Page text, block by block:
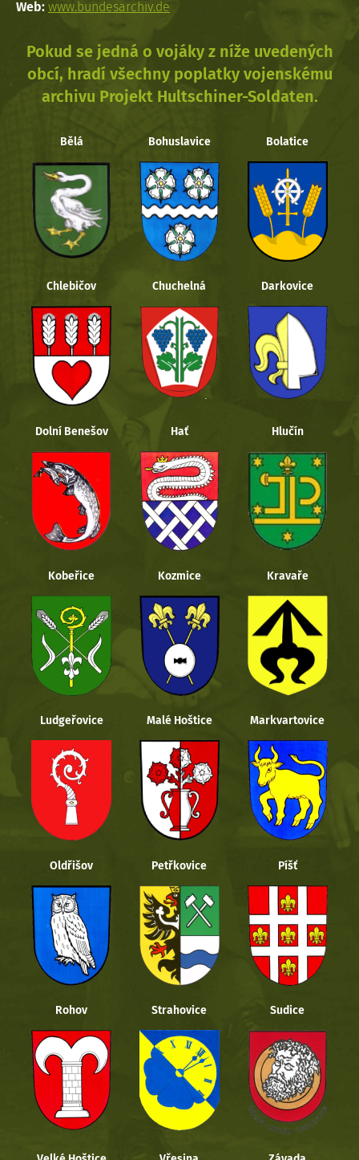
Web: www.bundesarchiv.de
Pokud se jedná o vojáky z níže uvedených
obcí, hradí všechny poplatky vojenskému
archivu Projekt Hultschiner-Soldaten.
Bělá Bohuslavice Bolatice
Chlebičov Chuchelná Darkovice
Dolní Benešov Hať Hlučín
Kobeřice Kozmice Kravaře
Ludgeřovice Malé Hoštice Markvartovice
Oldřišov Petřkovice Píšť
Rohov Strahovice Sudice